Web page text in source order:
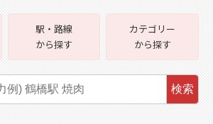
駅・路線
から探す
カテゴリー
から探す
検索